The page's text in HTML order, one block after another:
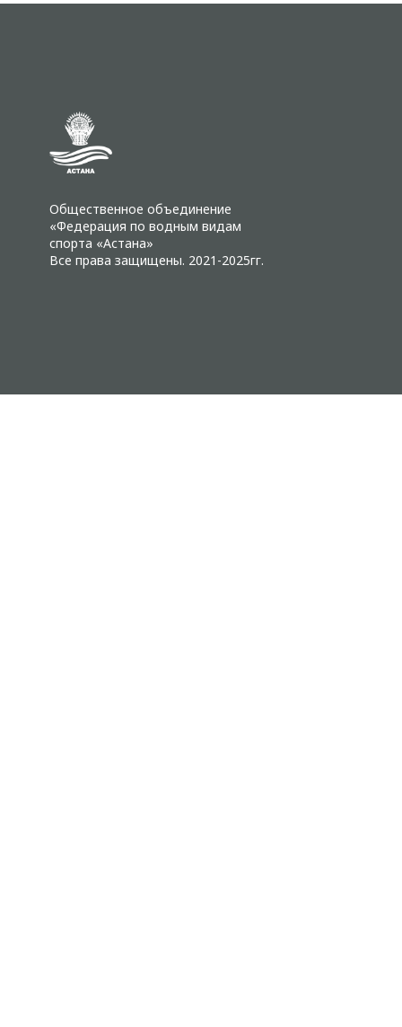
Общественное объединение
«Федерация по водным видам
спорта «Астана»
Все права защищены. 2021-2025гг.